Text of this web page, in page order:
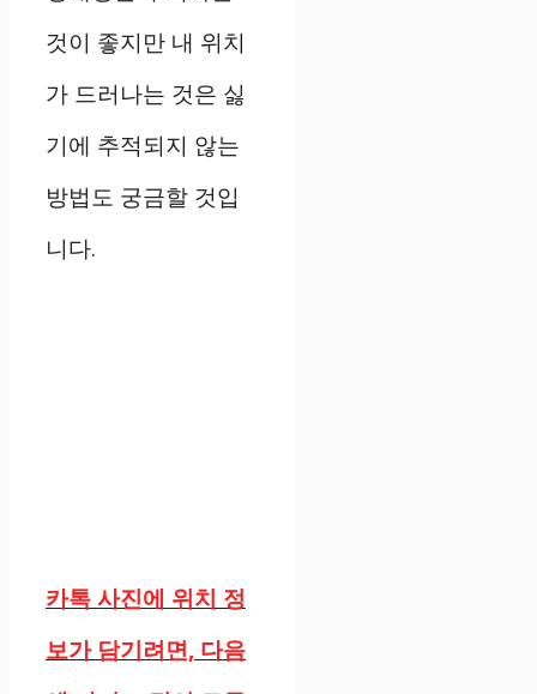
것이 좋지만 내 위치
가 드러나는 것은 싫
기에 추적되지 않는
방법도 궁금할 것입
니다.
카톡 사진에 위치 정
보가 담기려면, 다음